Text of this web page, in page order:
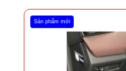
Sản phẩm mới